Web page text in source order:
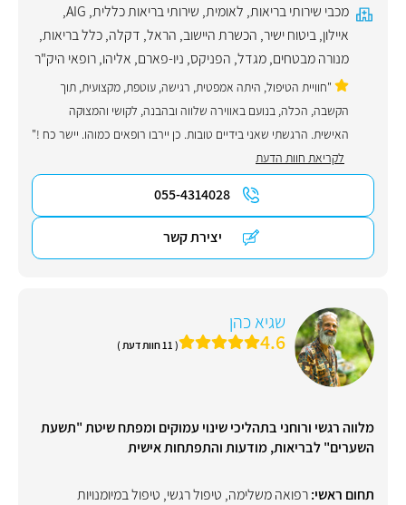
מכבי שירותי בריאות, לאומית, שירותי בריאות כללית,
AIG
,
איילון,ביטוח ישיר, הכשרת היישוב, הראל, דקלה,כלל בריאות,
מנורה מבטחים,מגדל, הפניקס, ניו-פארם, אליהו,רופאי היק"ר
"חוויית הטיפול, היתה אמפטית, רגישה, עוטפת, מקצועית, תוך
הקשבה, הכלה, בנועם באווירה שלווה ובהבנה, לקושי והמצוקה
האישית. הרגשתי שאני בידיים טובות. כן יירבו רופאים כמוהו. יישר כח !"
לקריאת חוות הדעת
055-4314028
יצירת קשר
שגיא כהן
4.6 ( 11 חוות דעת )
מלווה רגשי ורוחני בתהליכי שינוי עמוקים ומפתח שיטת "תשעת
השערים" לבריאות, מודעות והתפתחות אישית
תחום ראשי:רפואה משלימה, טיפול רגשי, טיפול במיומנויות